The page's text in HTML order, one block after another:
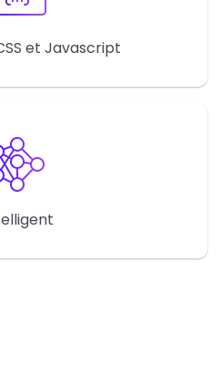
et Javascript